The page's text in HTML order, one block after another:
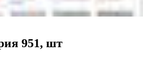
951, шт